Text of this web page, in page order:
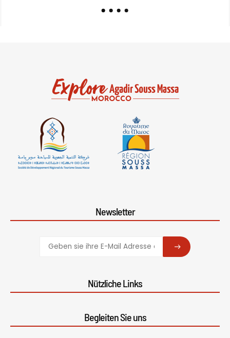
Newsletter
SUBSCRIBE
Nützliche Links
Begleiten Sie uns